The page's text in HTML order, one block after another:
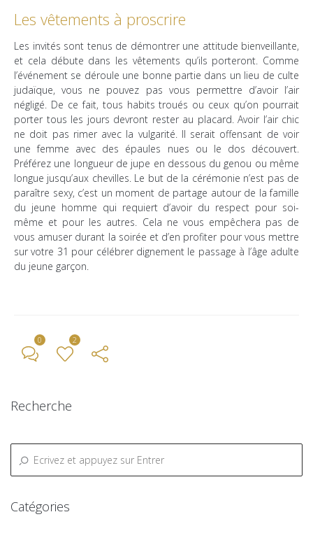
Les vêtements à proscrire
Les invités sont tenus de démontrer une attitude bienveillante,
et cela débute dans les vêtements qu’ils porteront. Comme
l’événement se déroule une bonne partie dans un lieu de culte
judaïque, vous ne pouvez pas vous permettre d’avoir l’air
négligé. De ce fait, tous habits troués ou ceux qu’on pourrait
porter tous les jours devront rester au placard. Avoir l’air chic
ne doit pas rimer avec la vulgarité. Il serait offensant de voir
une femme avec des épaules nues ou le dos découvert.
Préférez une longueur de jupe en dessous du genou ou même
longue jusqu’aux chevilles. Le but de la cérémonie n’est pas de
paraître sexy, c’est un moment de partage autour de la famille
du jeune homme qui requiert d’avoir du respect pour soi-
même et pour les autres. Cela ne vous empêchera pas de
vous amuser durant la soirée et d’en profiter pour vous mettre
sur votre 31 pour célébrer dignement le passage à l’âge adulte
du jeune garçon.
0 2
Recherche
Catégories